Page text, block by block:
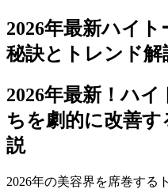
2026年最新ハイ
秘訣とトレンド解
2026年最新！ハ
ちを劇的に改善
説
2026年の美容界を席巻する